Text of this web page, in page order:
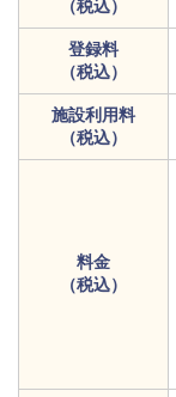
（税込）
登録料
（税込）
施設利用料
（税込）
料金
（税込）